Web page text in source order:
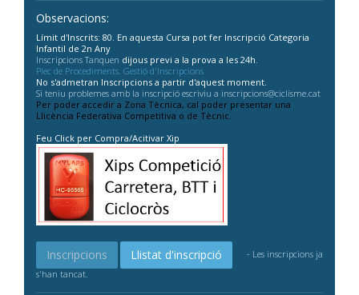
Observacions:
Límit d'Inscrits: 80. En aquesta Cursa pot fer Inscripció Categoria
Infantil de 2n Any
Inscripcions Tanquen dijous previ a la prova a les 24h.
Plec de Procediments. Gestió d'Inscripcions
No s'admetran Inscripcions a partir d'aquest moment.
Si teniu problemes amb la inscripció escriviu a inscripcions@ciclisme.cat
Per poder accedir a Zona Tècnica, cal poder presentar una
Llicència Federativa Competitiva o de Tècnic.
Feu Click per Compra/Acitivar Xip
Inscripcions Llistat d'inscripció
- Les inscripcions ja
s'han tancat.